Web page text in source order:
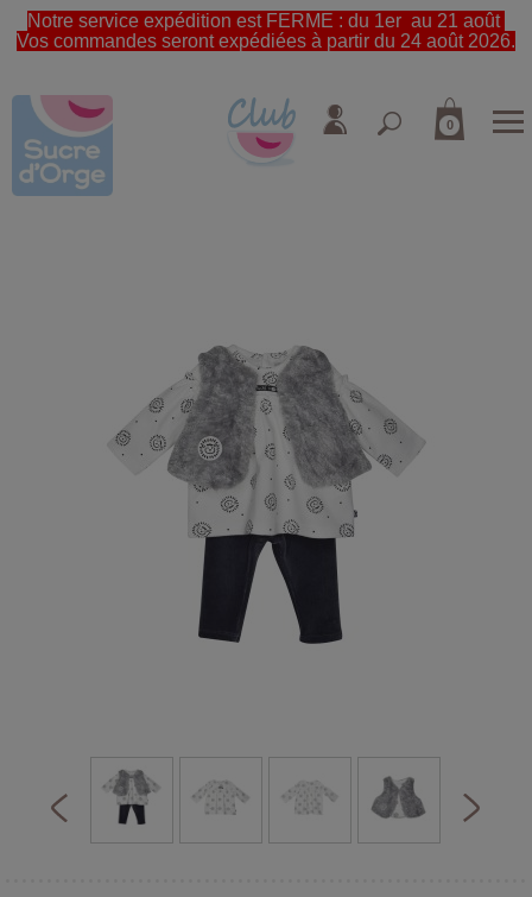
Notre service expédition est FERME : du 1er au 21 août
Vos commandes seront expédiées à partir du 24 août 2026.
0